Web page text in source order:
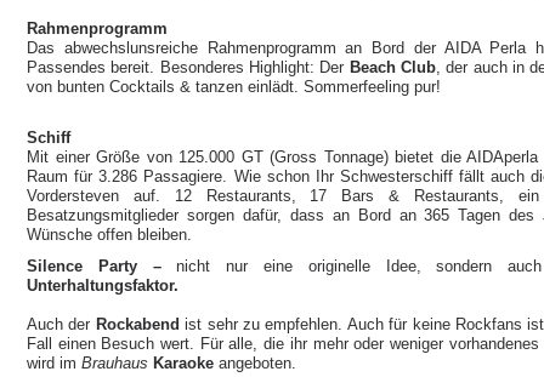
Rahmenprogramm
Das abwechslunsreiche Rahmenprogramm an Bord der AIDA
Passendes bereit. Besonderes Highlight: Der Beach Club, der auch in
von bunten Cocktails & tanzen einlädt. Sommerfeeling pur!
Schiff
Mit einer Größe von 125.000 GT (Gross Tonnage) bietet die
Raum für 3.286 Passagiere. Wie schon Ihr Schwesterschiff fällt auch
Vordersteven auf. 12 Restaurants, 17 Bars & Restaurants,
Besatzungsmitglieder sorgen dafür, dass an Bord an 365 Tagen
Wünsche offen bleiben.
Silence Party –nicht nur eine originelle Idee, sondern
Unterhaltungsfaktor.
Auch der Rockabendist sehr zu empfehlen. Auch für keine Rockfans
Fall einen Besuch wert. Für alle, die ihr mehr oder weniger
wird im Brauhaus Karaoke angeboten.